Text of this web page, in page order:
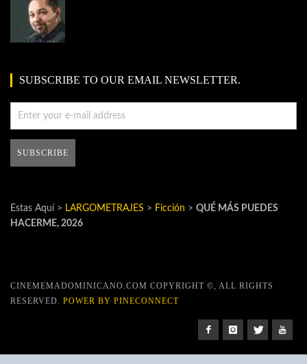
SUBSCRIBE TO OUR EMAIL NEWSLETTER.
Estas Aquí > LARGOMETRAJES > Ficción > QUÉ MÁS PUEDES
HACERME, 2026
CINEMEMADOMINICANO.COM COPYRIGHT ©, ALL RIGHTS
RESERVED. POWER BY PINECONNECT